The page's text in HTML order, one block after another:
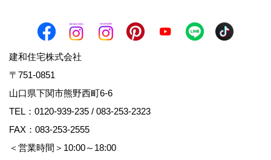
建和住宅株式会社
〒751-0851
山口県下関市熊野西町6-6
TEL： 0120-939-235 / 083-253-2323
FAX：083-253-2555
＜営業時間＞10:00～18:00